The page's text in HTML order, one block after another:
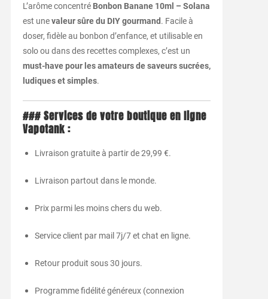
L’arôme concentré Bonbon Banane 10ml – Solana
est unevaleur sûre du DIY gourmand . Facile à
doser, fidèle au bonbon d’enfance, et utilisable en
solo ou dans des recettes complexes, c’est un
must-have pour les amateurs de saveurs sucrées,
ludiques et simples.
### Services de votre boutique en ligne
Vapotank :
Livraison gratuite à partir de 29,99 €.
Livraison partout dans le monde.
Prix parmi les moins chers du web.
Service client par mail 7j/7 et chat en ligne.
Retour produit sous 30 jours.
Programme fidélité généreux (connexion